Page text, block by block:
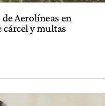
Aerolíneas en
y multas